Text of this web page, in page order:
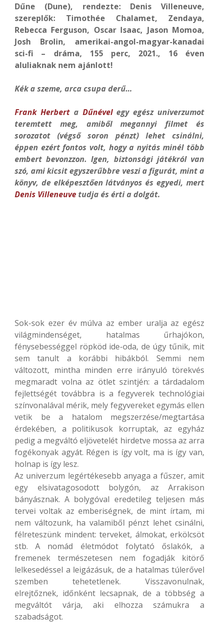
Dűne (Dune), rendezte: Denis Villeneuve,
szereplők: Timothée Chalamet, Zendaya,
Rebecca Ferguson, Oscar Isaac, Jason Momoa,
Josh Brolin, amerikai-angol-magyar-kanadai
sci-fi – dráma, 155 perc, 2021., 16 éven
aluliaknak nem ajánlott!
Kék a szeme, arca csupa derű…
Frank Herberta Dűnévelegy egész univerzumot
teremtett meg, amiből megannyi filmet és
sorozatot (végső soron pénzt) lehet csinálni,
éppen ezért fontos volt, hogy a nyitás minél több
embert bevonzzon. Igen, biztonsági játékról van
szó, ami kicsit egyszerűbbre veszi a figurát, mint a
könyv, de elképesztően látványos és egyedi, mert
Denis Villeneuvetudja és érti a dolgát.
Sok-sok ezer év múlva az ember uralja az egész
világmindenséget, hatalmas űrhajókon,
fénysebességgel röpköd ide-oda, de úgy tűnik, mit
sem tanult a korábbi hibákból. Semmi nem
változott, mintha minden erre irányuló törekvés
megmaradt volna az ötlet szintjén: a tárdadalom
fejlettségét továbbra is a fegyverek technológiai
színvonalával mérik, mely fegyvereket egymás ellen
vetik be a hatalom megszerzése/megtartása
érdekében, a politikusok korruptak, az egyház
pedig a megváltó eljövetelét hirdetve mossa az arra
fogékonyak agyát. Régen is így volt, ma is így van,
holnap is így lesz.
Az univerzum legértékesebb anyaga a fűszer, amit
egy elsivatagosodott bolygón, az Arrakison
bányásznak. A bolygóval eredetileg teljesen más
tervei voltak az emberiségnek, de mint írtam, mi
nem változunk, ha valamiből pénzt lehet csinálni,
félreteszünk mindent: terveket, álmokat, erkölcsöt
stb. A nomád életmódot folytató őslakók, a
fremenek természetesen nem fogadják kitörő
lelkesedéssel a leigázásuk, de a hatalmas túlerővel
szemben tehetetlenek. Visszavonulnak,
elrejtőznek, időnként lecsapnak, de a többség a
megváltót várja, aki elhozza számukra a
szabadságot.